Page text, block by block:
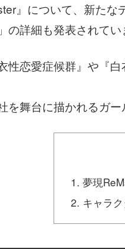
』について、新た
の詳細も発表されてい
性恋愛症候群』や『
を舞台に描かれるガー
夢現
キャラ